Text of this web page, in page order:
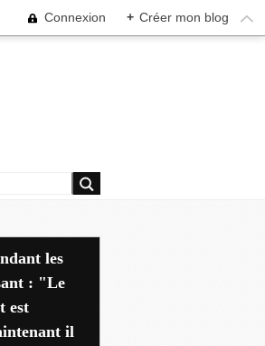
Connexion + Créer mon blog
: "Le
est
il